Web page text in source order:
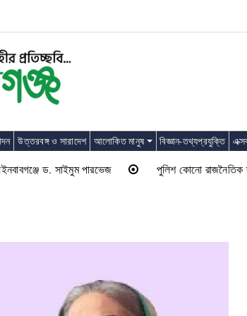
উত্তরবঙ্গ ও সারাদেশ আলোকিত মানুষ বিজ্ঞান-তথ্যপ্রযুক্তি
ড. সাইমুম পারভেজ পুলিশ কোনো রাজনৈতিক দলের